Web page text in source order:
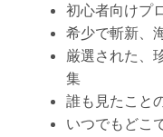
初心者向けプ
希少で斬新、
厳選された、
集
誰も見たこと
いつでもどこ